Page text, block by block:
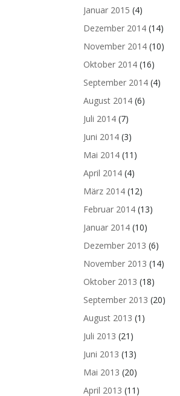
Januar 2015 (4)
Dezember 2014 (14)
November 2014 (10)
Oktober 2014 (16)
September 2014 (4)
August 2014 (6)
Juli 2014 (7)
Juni 2014 (3)
Mai 2014 (11)
April 2014 (4)
März 2014 (12)
Februar 2014 (13)
Januar 2014 (10)
Dezember 2013 (6)
November 2013 (14)
Oktober 2013 (18)
September 2013 (20)
August 2013 (1)
Juli 2013 (21)
Juni 2013 (13)
Mai 2013 (20)
April 2013 (11)